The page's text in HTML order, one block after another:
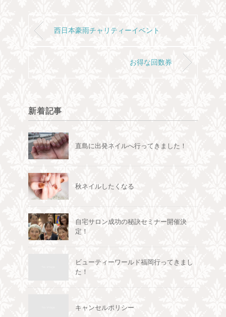
西日本豪雨チャリティーイベント
お得な回数券
新着記事
直島に出発ネイルへ行ってきました！
秋ネイルしたくなる
自宅サロン成功の秘訣セミナー開催決
定！
ビューティーワールド福岡行ってきまし
た！
キャンセルポリシー